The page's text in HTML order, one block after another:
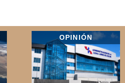
OPINIÓN